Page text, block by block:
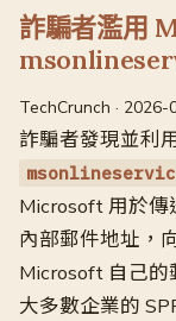
詐騙者濫用
TechCrunch · 2026-
詐騙者發現並利
Microsoft 用於傳
內部郵件地址，
Microsoft 自己
大多數企業的